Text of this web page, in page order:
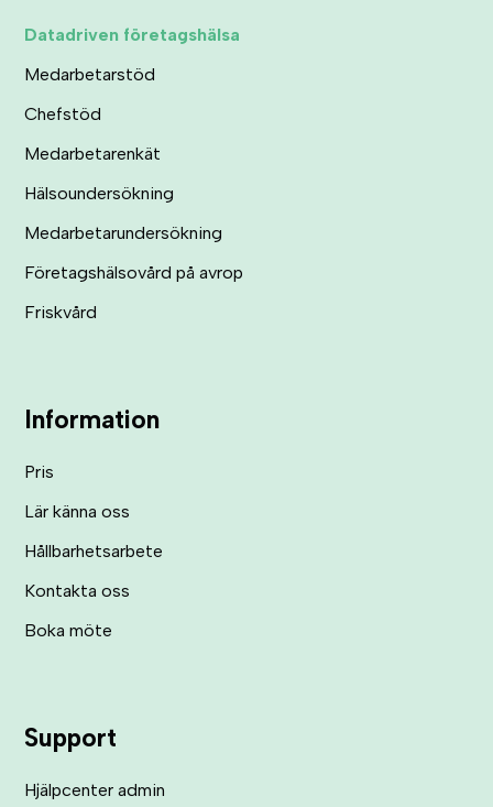
Datadriven företagshälsa
Medarbetarstöd
Chefstöd
Medarbetarenkät
Hälsoundersökning
Medarbetarundersökning
Företagshälsovård på avrop
Friskvård
Information
Pris
Lär känna oss
Hållbarhetsarbete
Kontakta oss
Boka möte
Support
Hjälpcenter admin